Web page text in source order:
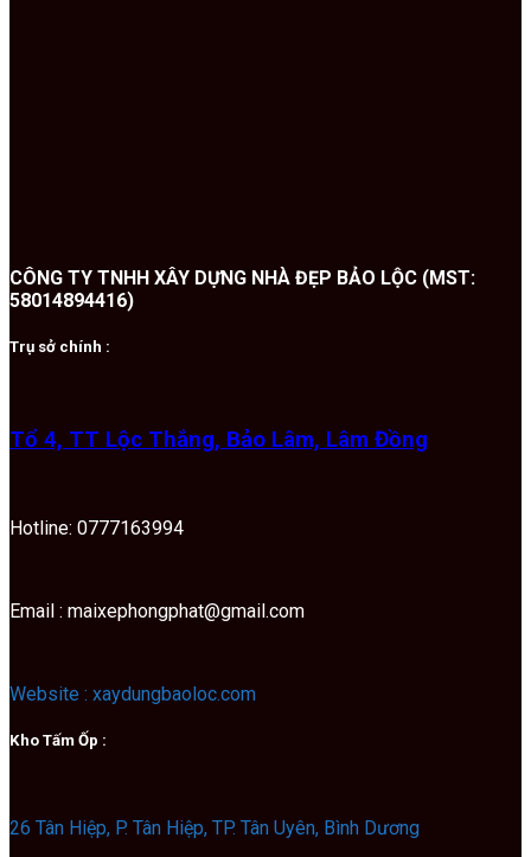
CÔNG TY TNHH XÂY DỰNG NHÀ ĐẸP BẢO LỘC (MST:
58014894416)
Trụ sở chính :
Tổ 4, TT Lộc Thắng, Bảo Lâm, Lâm Đồng
Hotline: 0777163994
Email : maixephongphat@gmail.com
Website : xaydungbaoloc.com
Kho Tấm Ốp :
26 Tân Hiệp, P. Tân Hiệp, TP. Tân Uyên, Bình Dương